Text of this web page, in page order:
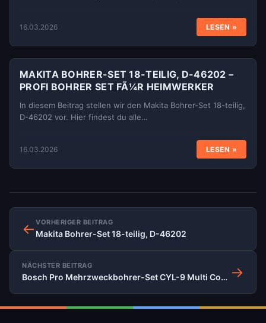
16.03.2026 LESEN »
MAKITA BOHRER-SET 18-TEILIG, D-46202 –
PROFI BOHRER SET FÃ¼R HEIMWERKER
In diesem Beitrag stellen wir den Makita Bohrer-Set 18-teilig,
D-46202 vor. Hier findest du alle…
16.03.2026 LESEN »
← VORHERIGER BEITRAG
Makita Bohrer-Set 18-teilig, D-46202
NÄCHSTER BEITRAG
Bosch Pro Mehrzweckbohrer-Set CYL-9 Multi Construction, 7-teilig →